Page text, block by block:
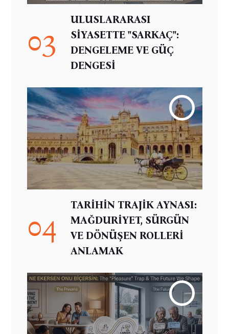
03
ULUSLARARASI
SİYASETTE "SARKAÇ":
DENGELEME VE GÜÇ
DENGESİ
04
TARİHİN TRAJİK AYNASI:
MAĞDURİYET, SÜRGÜN
VE DÖNÜŞEN ROLLERİ
ANLAMAK